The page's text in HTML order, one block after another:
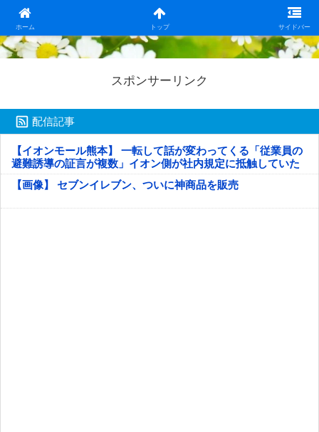
ホーム トップ サイドバー
日本第一！ニュース録
スポンサーリンク
配信記事
【イオンモール熊本】 一転して話が変わってくる「従業員の
避難誘導の証言が複数」イオン側が社内規定に抵触していた
疑い
【画像】 セブンイレブン、ついに神商品を販売